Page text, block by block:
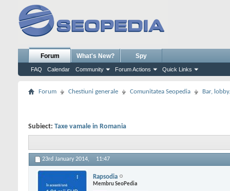
Forum
FAQ Calendar Community Forum Actions Quick Links
What's New? Spy
Forum Chestiuni generale Comunitatea Seopedia Bar,
Subiect: Taxe vamale in Romania
23rd January 2014, 11:47
Rapsodia
Membru SeoPedia